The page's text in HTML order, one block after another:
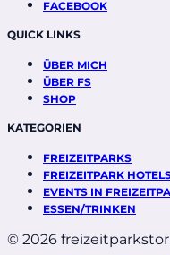
FACEBOOK
QUICK LINKS
ÜBER MICH
ÜBER FS
SHOP
KATEGORIEN
FREIZEITPARKS
FREIZEITPARK
EVENTS IN
ESSEN/TRINKEN
© 2026